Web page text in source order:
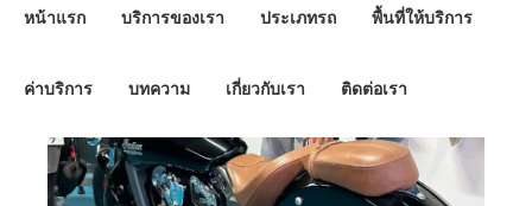
หน้าแรก บริการของเรา ประเภทรถ พื้นที่ให้บริการ
ค่าบริการ บทความ เกี่ยวกับเรา ติดต่อเรา